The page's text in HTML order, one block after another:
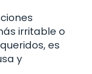
irritable o
es
y